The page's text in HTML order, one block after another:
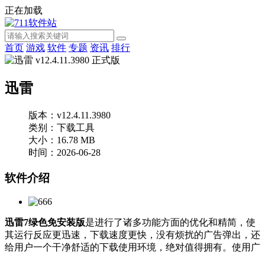
正在加载
首页 游戏 软件 专题 资讯 排行
迅雷
版本：v12.4.11.3980
类别：下载工具
大小：16.78 MB
时间：2026-06-28
软件介绍
迅雷7绿色免安装版是进行了诸多功能方面的优化和精简，使
其运行反应更迅速，下载速度更快，没有烦扰的广告弹出，还
给用户一个干净舒适的下载使用环境，绝对值得拥有。使用广